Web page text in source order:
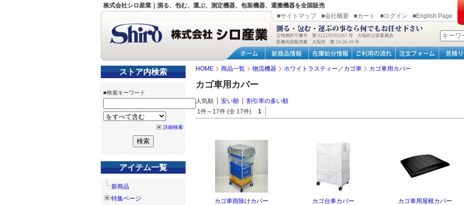
株式会社シロ産業｜測る、包む、運ぶ、測定機器、包装機器、運搬機器を全国販売
■サイトマップ
■会社概要 ■カート ■ログイン ■English Page
ストア内検索
■検索キーワード
詳細検索
アイテム一覧
新商品
特集ページ
HOME 商品一覧 物流機器 ホワイトラスティー／カゴ車 カゴ車用カバー
カゴ車用カバー
人気順 安い順
割引率の多い順
1件～17件 (全 17件)
1
カゴ車雨除けカバー
カゴ台車カバー
カゴ車用屋根カバー